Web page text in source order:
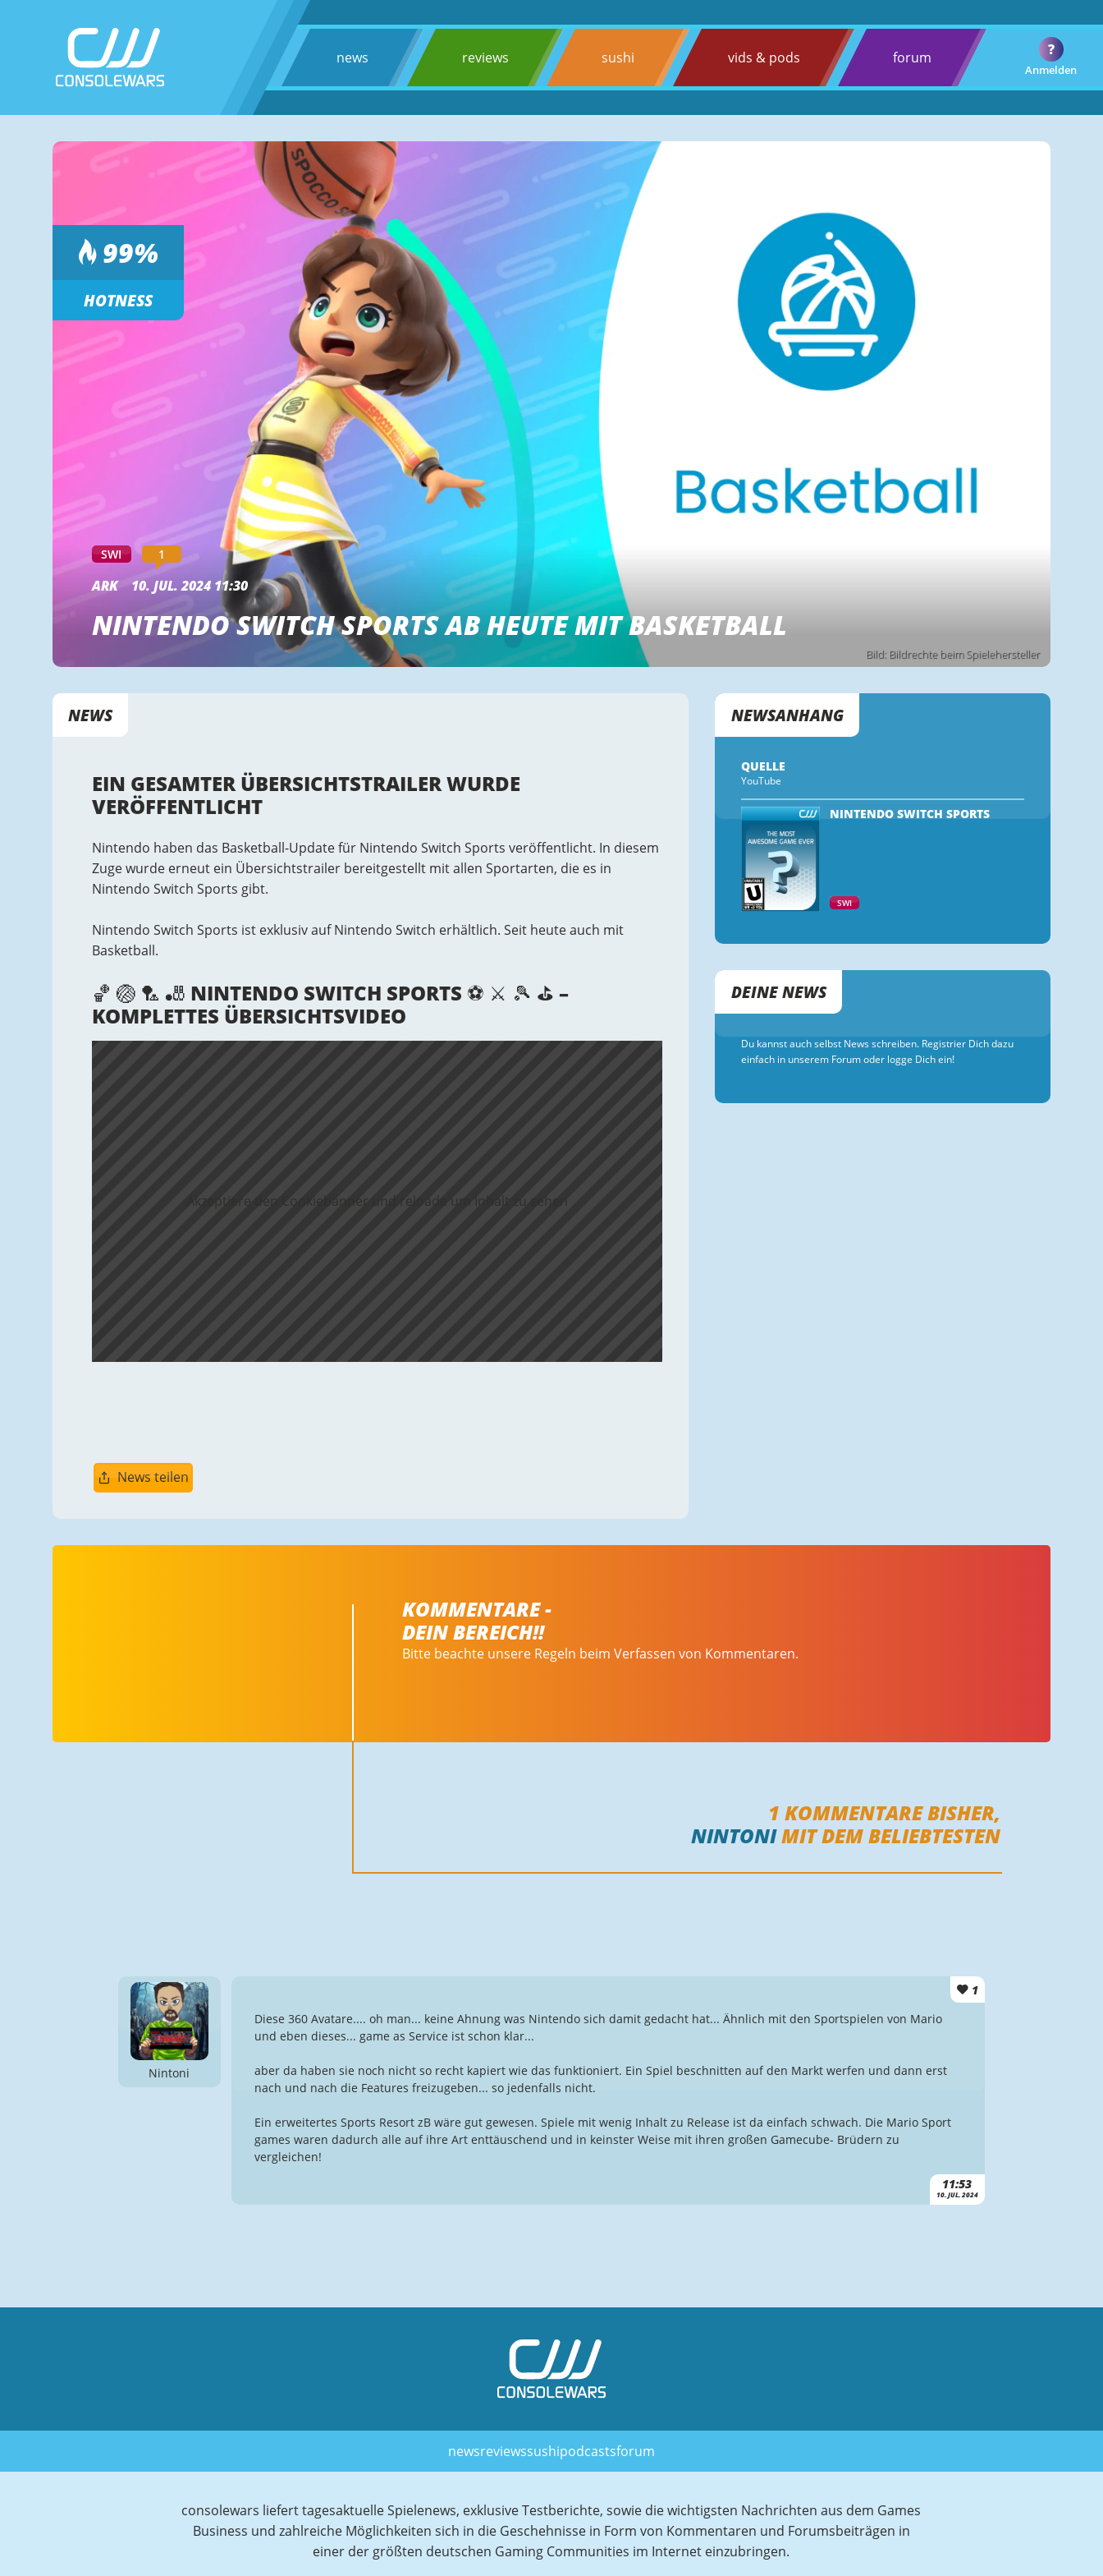
news reviews sushi vids & pods forum
Anmelden
?
Bild: Bildrechte beim Spielehersteller
99%
HOTNESS
SWI 1
ARK 10. JUL. 2024 11:30
NINTENDO SWITCH SPORTS AB HEUTE MIT BASKETBALL
NEWS
EIN GESAMTER ÜBERSICHTSTRAILER WURDE
VERÖFFENTLICHT
Nintendo haben das Basketball-Update für Nintendo Switch Sports veröffentlicht. In diesem
Zuge wurde erneut ein Übersichtstrailer bereitgestellt mit allen Sportarten, die es in
Nintendo Switch Sports gibt.
Nintendo Switch Sports ist exklusiv auf Nintendo Switch erhältlich. Seit heute auch mit
Basketball.
🏀 🏐 🏸 🎳 NINTENDO SWITCH SPORTS ⚽ ⚔ 🎾 ⛳ –
KOMPLETTES ÜBERSICHTSVIDEO
Akzeptiere den Cookiebanner und reloade um Inhalt zu sehen
News teilen
NEWSANHANG
QUELLE
YouTube
NINTENDO SWITCH SPORTS
SWI
DEINE NEWS
Du kannst auch selbst News schreiben. Registrier Dich dazu
einfach in unserem Forum oder logge Dich ein!
KOMMENTARE -
DEIN BEREICH!!
Bitte beachte unsere Regeln beim Verfassen von Kommentaren.
1 KOMMENTARE BISHER,
NINTONIMIT DEM BELIEBTESTEN
Nintoni
1
11:53
10. JUL. 2024
Diese 360 Avatare.... oh man... keine Ahnung was Nintendo sich damit gedacht hat... Ähnlich mit den Sportspielen von Mario
und eben dieses... game as Service ist schon klar...
aber da haben sie noch nicht so recht kapiert wie das funktioniert. Ein Spiel beschnitten auf den Markt werfen und dann erst
nach und nach die Features freizugeben... so jedenfalls nicht.
Ein erweitertes Sports Resort zB wäre gut gewesen. Spiele mit wenig Inhalt zu Release ist da einfach schwach. Die Mario Sport
games waren dadurch alle auf ihre Art enttäuschend und in keinster Weise mit ihren großen Gamecube- Brüdern zu
vergleichen!
newsreviewssushipodcastsforum
consolewars liefert tagesaktuelle Spielenews, exklusive Testberichte, sowie die wichtigsten Nachrichten aus dem Games
Business und zahlreiche Möglichkeiten sich in die Geschehnisse in Form von Kommentaren und Forumsbeiträgen in
einer der größten deutschen Gaming Communities im Internet einzubringen.